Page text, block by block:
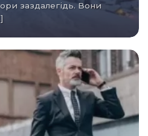
заздалегідь. Вони